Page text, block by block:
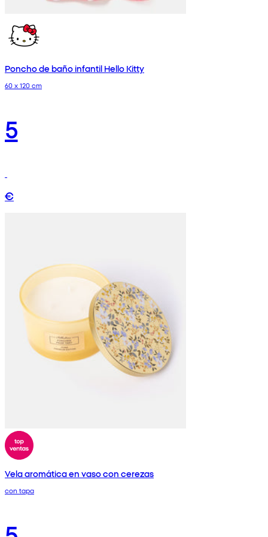
Poncho de baño infantil Hello Kitty
60 x 120 cm
5
€
Vela aromática en vaso con cerezas
con tapa